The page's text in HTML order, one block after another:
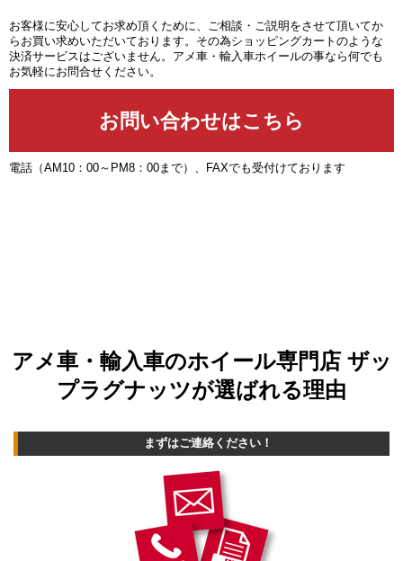
お客様に安心してお求め頂くために、ご相談・ご説明をさせて頂いてか
らお買い求めいただいております。その為ショッピングカートのような
決済サービスはございません。アメ車・輸入車ホイールの事なら何でも
お気軽にお問合せください。
電話（AM10：00～PM8：00まで）、FAXでも受付けております
アメ車・輸入車のホイール専門店 ザッ
プラグナッツが選ばれる理由
まずはご連絡ください！